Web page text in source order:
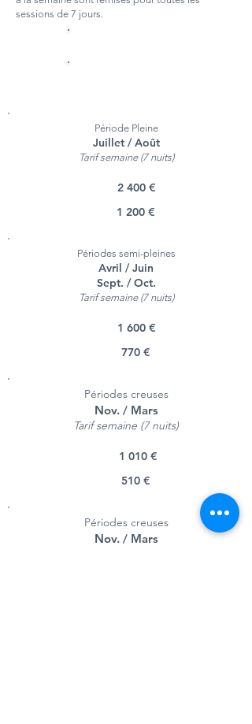
sessions de 7 jours.
Période Pleine
Juillet / Août
Tarif semaine (7 nuits)
2 400 €
1 200 €
Périodes semi-pleines
Avril / Juin
Sept. / Oct.
Tarif semaine (7 nuits)
1 600 €
770 €
Périodes creuses
Nov. / Mars
Tarif semaine (7 nuits)
1 010 €
510 €
Périodes creuses
Nov. / Mars